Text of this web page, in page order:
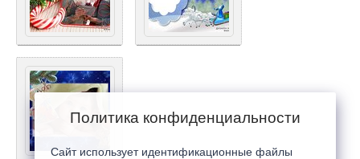
Политика конфиденциальности
Сайт использует идентификационные файлы